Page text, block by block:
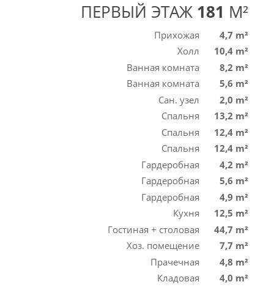
ПЕРВЫЙ ЭТАЖ 181 M²
Прихожая
4,7 m²
Холл
10,4 m²
Ванная комната
8,2 m²
Ванная комната
5,6 m²
Сан. узел
2,0 m²
Спальня
13,2 m²
Спальня
12,4 m²
Спальня
12,4 m²
Гардеробная
4,2 m²
Гардеробная
5,6 m²
Гардеробная
4,9 m²
Кухня
12,5 m²
Гостиная + столовая
44,7 m²
Хоз. помещение
7,7 m²
Прачечная
4,8 m²
Кладовая
4,0 m²